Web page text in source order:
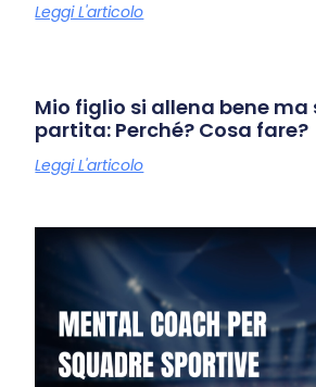
Leggi L'articolo
Mio figlio si allena bene ma
partita: Perché? Cosa fare?
Leggi L'articolo